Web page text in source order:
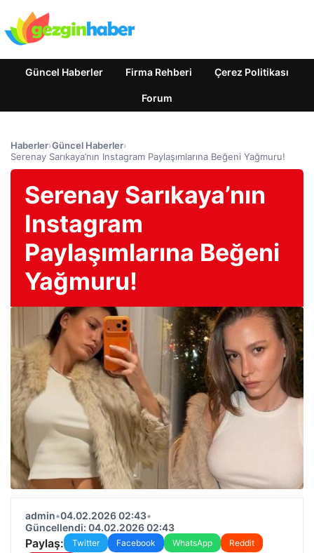
Güncel Haberler Firma Rehberi Çerez Politikası
Forum
Haberler›Güncel Haberler›
Serenay Sarıkaya’nın Instagram Paylaşımlarına Beğeni Yağmuru!
Serenay Sarıkaya’nın
Instagram
Paylaşımlarına Beğeni
Yağmuru!
admin•04.02.2026 02:43•
Güncellendi: 04.02.2026 02:43
Paylaş: Twitter Facebook WhatsApp
Reddit